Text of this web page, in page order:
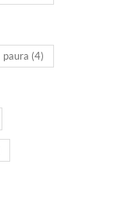
paura (4)